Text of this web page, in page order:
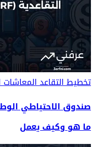
تخطيط التقاعدالمعاشات
ما هو وكيف يعمل